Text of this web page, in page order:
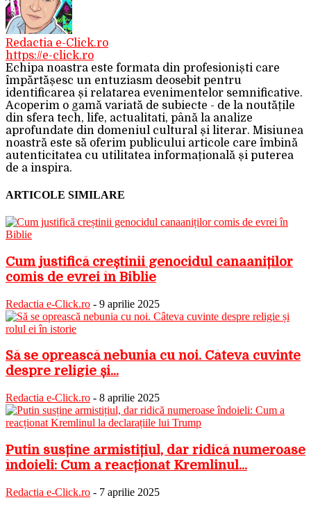
Redactia e-Click.ro
https://e-click.ro
Echipa noastra este formata din profesioniști care
împărtășesc un entuziasm deosebit pentru
identificarea și relatarea evenimentelor semnificative.
Acoperim o gamă variată de subiecte - de la noutățile
din sfera tech, life, actualitati, până la analize
aprofundate din domeniul cultural și literar. Misiunea
noastră este să oferim publicului articole care îmbină
autenticitatea cu utilitatea informațională și puterea
de a inspira.
ARTICOLE SIMILARE
Cum justifică creștinii genocidul canaaniților
comis de evrei în Biblie
Redactia e-Click.ro - 9 aprilie 2025
Să se oprească nebunia cu noi. Câteva cuvinte
despre religie și...
Redactia e-Click.ro - 8 aprilie 2025
Putin susține armistițiul, dar ridică numeroase
îndoieli: Cum a reacționat Kremlinul...
Redactia e-Click.ro - 7 aprilie 2025